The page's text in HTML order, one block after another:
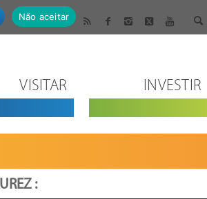
VISITAR INVESTIR
:
Não aceitar